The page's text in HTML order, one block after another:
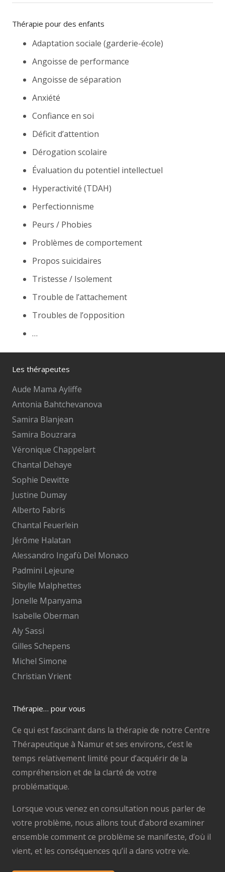
Thérapie pour des enfants
Adaptation sociale (garderie-école)
Angoisse de performance
Angoisse de séparation
Anxiété
Confiance en soi
Déficit d’attention
Dérogation scolaire
Évaluation du potentiel intellectuel
Hyperactivité (TDAH)
Perfectionnisme
Peurs / Phobies
Problèmes de comportement
Propos suicidaires
Tristesse / Isolement
Trouble de l’attachement
Troubles de l’opposition
…
Les thérapeutes
Aude Mama Ayliffe
Antonia Bahtchevanova
Samira Blanjean
Samira Bouzrara
Véronique Chappelart
Chantal Dehaye
Sophie Dewitte
Justine Dumay
Alberto Fabris
Chantal Feuerlein
Jérôme Halatan
Alessandro Ingafù Del Monaco
Padmini Lejeune
Sibylle Malphettes
Jonelle Mpanyama
Isabelle Oberman
Aly Sassi
Gilles Schepens
Michel Simone
Christian Vrient
Thérapie… pour vous
Ce qui est fascinant dans la thérapie de notre Centre
Thérapeutique à Namur et ses environs, c’est le
temps relativement limité pour d’acquérir de la
compréhension et de la clarté de votre
problématique.
Lorsque vous venez en consultation nous parler de
votre problème, nous allons tout d’abord examiner
ensemble comment ce problème se manifeste, d’où il
vient, et les conséquences qu’il a dans votre vie.